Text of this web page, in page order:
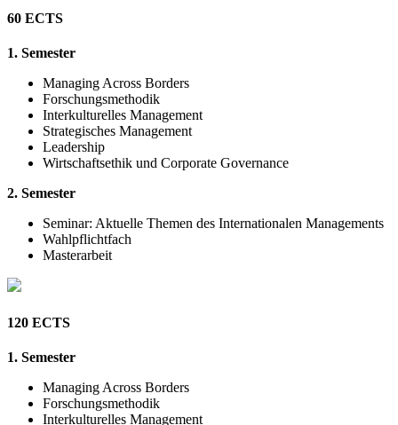
60 ECTS
1. Semester
Managing Across Borders
Forschungsmethodik
Interkulturelles Management
Strategisches Management
Leadership
Wirtschaftsethik und Corporate Governance
2. Semester
Seminar: Aktuelle Themen des Internationalen Managements
Wahlpflichtfach
Masterarbeit
120 ECTS
1. Semester
Managing Across Borders
Forschungsmethodik
Interkulturelles Management